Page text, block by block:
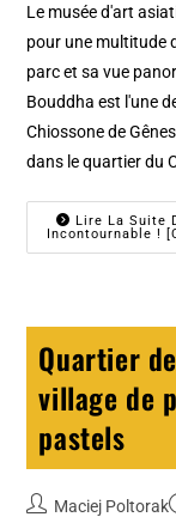
Le musée d'art
pour une multitude
parc et sa vue
Bouddha est l'une
Chiossone de
dans le quartier du
Lire La Suite
Incontournable !
Quartier
village de
pastels
Maciej Poltorak